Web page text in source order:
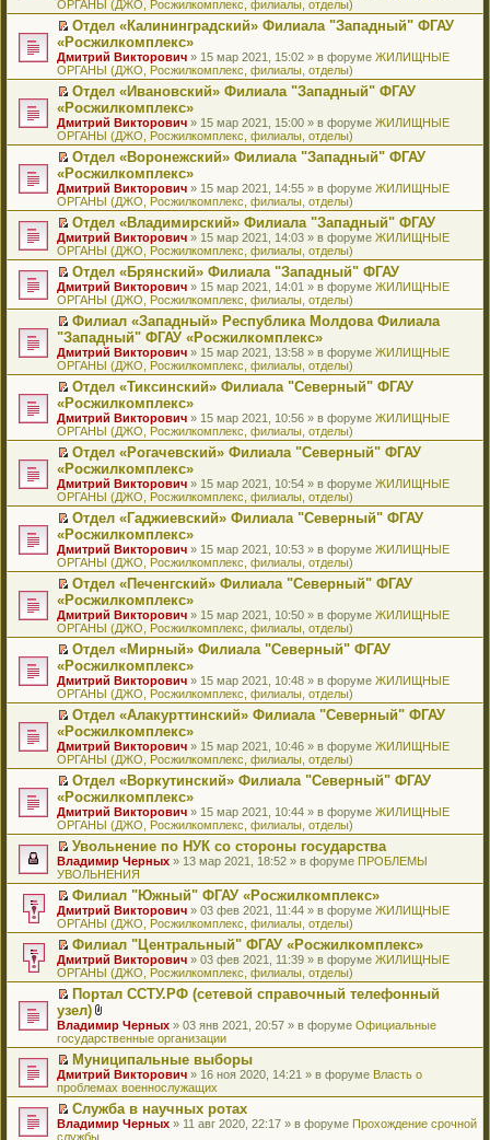
щ
е
н
ю
у
с
о
б
щ
е
н
ю
а
н
н
м
у
с
о
б
щ
е
н
ю
р
о
ч
т
а
н
н
м
у
с
о
б
щ
е
н
и
ю
м
у
н
п
р
о
ч
т
а
н
н
м
у
с
о
о
б
щ
е
н
и
ю
п
е
р
о
м
у
н
п
р
о
ч
т
а
н
н
о
м
у
с
о
о
б
щ
е
н
и
ю
е
й
т
к
п
е
р
о
м
у
н
п
р
о
ч
и
т
а
н
н
о
м
у
с
о
о
б
щ
е
н
и
ю
ОРГАНЫ (ДЖО, Росжилкомплекс, филиалы, отделы)
П
р
е
й
т
к
п
е
р
о
м
у
н
е
п
р
о
ч
и
т
а
н
н
о
м
у
с
о
о
б
щ
е
н
и
ю
Отдел «Калининградский» Филиала "Западный" ФГАУ
«Росжилкомплекс»
Дмитрий Викторович » 15 мар 2021, 15:02 » в форуме ЖИЛИЩНЫЕ
ОРГАНЫ (ДЖО, Росжилкомплекс, филиалы, отделы)
П
р
е
й
т
к
п
е
р
в
о
м
у
н
е
п
р
о
ч
и
т
а
н
н
о
м
у
с
о
о
б
щ
е
н
и
ю
Отдел «Ивановский» Филиала "Западный" ФГАУ
«Росжилкомплекс»
Дмитрий Викторович » 15 мар 2021, 15:00 » в форуме ЖИЛИЩНЫЕ
ОРГАНЫ (ДЖО, Росжилкомплекс, филиалы, отделы)
П
р
е
й
т
и
к
п
е
р
в
о
м
у
н
е
п
р
о
ч
и
т
а
н
н
о
м
у
с
о
о
б
щ
е
н
и
ю
Отдел «Воронежский» Филиала "Западный" ФГАУ
«Росжилкомплекс»
Дмитрий Викторович » 15 мар 2021, 14:55 » в форуме ЖИЛИЩНЫЕ
ОРГАНЫ (ДЖО, Росжилкомплекс, филиалы, отделы)
П
е
р
е
й
т
и
к
п
е
р
в
о
м
у
н
е
п
р
о
ч
и
т
а
н
н
о
м
у
с
о
о
б
щ
е
н
и
ю
Отдел «Владимирский» Филиала "Западный" ФГАУ
Дмитрий Викторович » 15 мар 2021, 14:03 » в форуме ЖИЛИЩНЫЕ
ОРГАНЫ (ДЖО, Росжилкомплекс, филиалы, отделы)
П
е
р
е
й
т
и
к
п
е
р
в
о
м
у
н
е
п
р
о
ч
и
т
а
н
н
о
м
у
с
о
о
б
щ
е
н
и
ю
Отдел «Брянский» Филиала "Западный" ФГАУ
Дмитрий Викторович » 15 мар 2021, 14:01 » в форуме ЖИЛИЩНЫЕ
ОРГАНЫ (ДЖО, Росжилкомплекс, филиалы, отделы)
П
е
р
е
й
т
к
п
е
р
о
м
у
н
п
р
о
ч
т
а
н
н
м
у
с
о
б
щ
е
н
ю
Филиал «Западный» Республика Молдова Филиала
"Западный" ФГАУ «Росжилкомплекс»
Дмитрий Викторович » 15 мар 2021, 13:58 » в форуме ЖИЛИЩНЫЕ
ОРГАНЫ (ДЖО, Росжилкомплекс, филиалы, отделы)
П
р
е
й
т
к
п
е
р
о
м
у
н
п
р
о
ч
т
а
н
н
м
у
с
о
б
щ
е
н
и
ю
Отдел «Тиксинский» Филиала "Северный" ФГАУ
«Росжилкомплекс»
Дмитрий Викторович » 15 мар 2021, 10:56 » в форуме ЖИЛИЩНЫЕ
ОРГАНЫ (ДЖО, Росжилкомплекс, филиалы, отделы)
П
р
е
й
т
к
п
е
р
о
м
у
н
п
р
о
ч
т
а
н
н
м
у
с
о
о
б
щ
е
н
и
ю
Отдел «Рогачевский» Филиала "Северный" ФГАУ
«Росжилкомплекс»
Дмитрий Викторович » 15 мар 2021, 10:54 » в форуме ЖИЛИЩНЫЕ
ОРГАНЫ (ДЖО, Росжилкомплекс, филиалы, отделы)
П
р
е
й
т
к
п
е
р
о
м
у
н
п
р
о
ч
т
а
н
н
о
м
у
с
о
о
б
щ
е
н
и
ю
Отдел «Гаджиевский» Филиала "Северный" ФГАУ
«Росжилкомплекс»
Дмитрий Викторович » 15 мар 2021, 10:53 » в форуме ЖИЛИЩНЫЕ
ОРГАНЫ (ДЖО, Росжилкомплекс, филиалы, отделы)
П
р
е
й
т
к
п
е
р
о
м
у
н
п
р
о
ч
и
т
а
н
н
о
м
у
с
о
о
б
щ
е
н
и
ю
Отдел «Печенгский» Филиала "Северный" ФГАУ
«Росжилкомплекс»
Дмитрий Викторович » 15 мар 2021, 10:50 » в форуме ЖИЛИЩНЫЕ
ОРГАНЫ (ДЖО, Росжилкомплекс, филиалы, отделы)
П
р
е
й
т
к
п
е
р
о
м
у
н
е
п
р
о
ч
и
т
а
н
н
о
м
у
с
о
о
б
щ
е
н
и
Отдел «Мирный» Филиала "Северный" ФГАУ
«Росжилкомплекс»
Дмитрий Викторович » 15 мар 2021, 10:48 » в форуме ЖИЛИЩНЫЕ
ОРГАНЫ (ДЖО, Росжилкомплекс, филиалы, отделы)
П
р
е
й
т
к
п
е
р
в
о
м
у
н
е
п
р
о
ч
и
т
а
н
н
о
м
у
с
о
о
Отдел «Алакурттинский» Филиала "Северный" ФГАУ
«Росжилкомплекс»
Дмитрий Викторович » 15 мар 2021, 10:46 » в форуме ЖИЛИЩНЫЕ
ОРГАНЫ (ДЖО, Росжилкомплекс, филиалы, отделы)
П
р
е
й
т
и
к
п
е
р
в
о
м
у
н
е
п
р
о
ч
и
т
а
н
н
о
Отдел «Воркутинский» Филиала "Северный" ФГАУ
«Росжилкомплекс»
Дмитрий Викторович » 15 мар 2021, 10:44 » в форуме ЖИЛИЩНЫЕ
ОРГАНЫ (ДЖО, Росжилкомплекс, филиалы, отделы)
П
е
р
е
й
т
и
к
п
е
р
в
о
м
у
н
е
п
р
о
ч
и
Увольнение по НУК со стороны государства
Владимир Черных » 13 мар 2021, 18:52 » в форуме ПРОБЛЕМЫ
УВОЛЬНЕНИЯ
П
е
р
е
й
т
и
к
п
е
р
в
о
м
у
н
е
п
Филиал "Южный" ФГАУ «Росжилкомплекс»
Дмитрий Викторович » 03 фев 2021, 11:44 » в форуме ЖИЛИЩНЫЕ
ОРГАНЫ (ДЖО, Росжилкомплекс, филиалы, отделы)
П
е
р
й
т
и
к
п
е
р
в
о
м
Филиал "Центральный" ФГАУ «Росжилкомплекс»
Дмитрий Викторович » 03 фев 2021, 11:39 » в форуме ЖИЛИЩНЫЕ
ОРГАНЫ (ДЖО, Росжилкомплекс, филиалы, отделы)
П
е
р
е
й
т
и
к
п
е
р
Портал ССТУ.РФ (сетевой справочный телефонный
узел)
В
л
о
ж
е
н
и
я
Владимир Черных » 03 янв 2021, 20:57 » в форуме Официальные
государственные организации
П
е
р
е
й
т
Муниципальные выборы
Дмитрий Викторович » 16 ноя 2020, 14:21 » в форуме Власть о
проблемах военнослужащих
П
е
Служба в научных ротах
Владимир Черных » 11 авг 2020, 22:17 » в форуме Прохождение срочной
службы